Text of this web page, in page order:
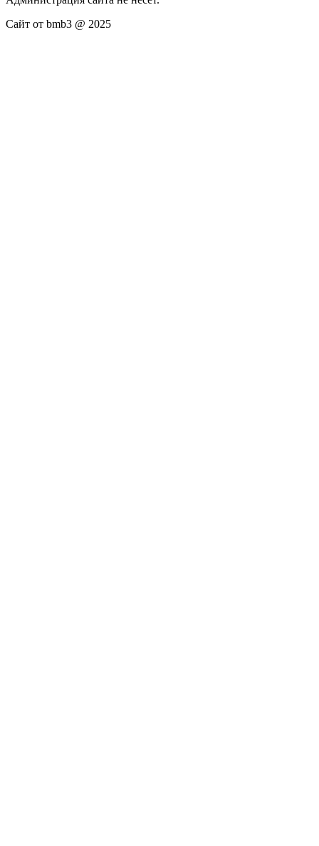
Сайт от bmb3 @ 2025